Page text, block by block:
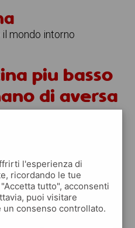
mondo intorno
piu basso
di aversa
total
ip
l'esperienza di
ricordando le tue
tutto", acconsenti
puoi visitare
consenso controllato.